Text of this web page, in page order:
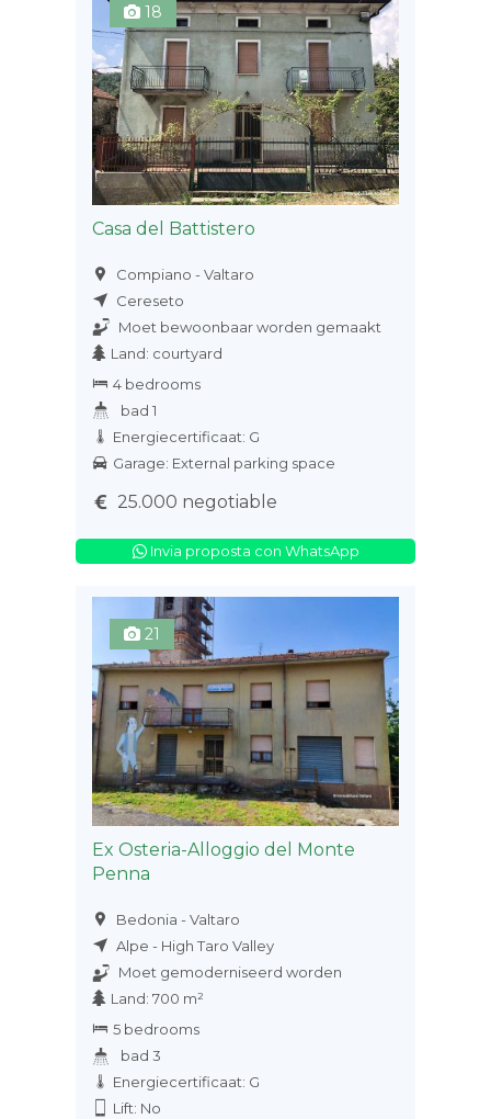
18
Casa del Battistero
Compiano - Valtaro
Cereseto
Moet bewoonbaar worden gemaakt
Land: courtyard
4 bedrooms
bad 1
Energiecertificaat: G
Garage: External parking space
25.000 negotiable
Invia proposta con WhatsApp
21
Ex Osteria-Alloggio del Monte
Penna
Bedonia - Valtaro
Alpe - High Taro Valley
Moet gemoderniseerd worden
Land: 700 m²
5 bedrooms
bad 3
Energiecertificaat: G
Lift: No